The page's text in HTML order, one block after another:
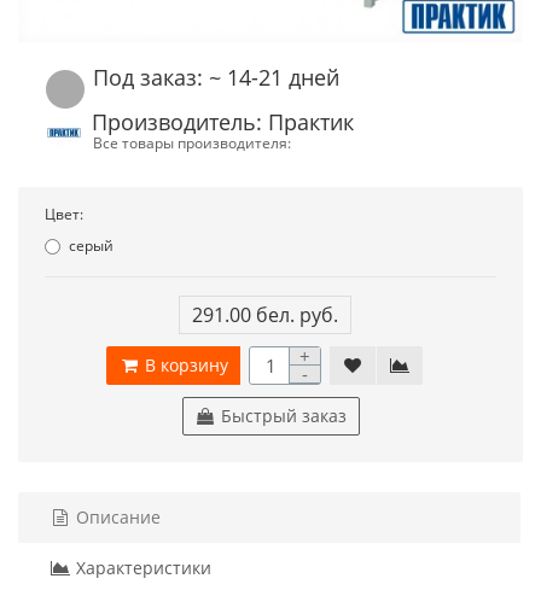
Под заказ: ~ 14-21 дней
Производитель: Практик
Все товары производителя:
Цвет:
серый
291.00 бел. руб.
В корзину +
-
Быстрый заказ
Описание
Характеристики